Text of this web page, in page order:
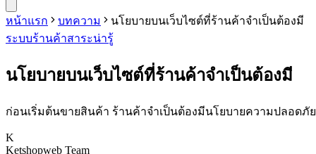
หน้าแรก บทความ
นโยบายบนเว็บไซต์ที่ร้านค้าจำเป็นต้องมี
ระบบร้านค้าสาระน่ารู้
นโยบายบนเว็บไซต์ที่ร้านค้าจำเป็นต้องมี
ก่อนเริ่มต้นขายสินค้า ร้านค้าจำเป็นต้องมีนโยบายความปลอดภั
K
Ketshopweb Team